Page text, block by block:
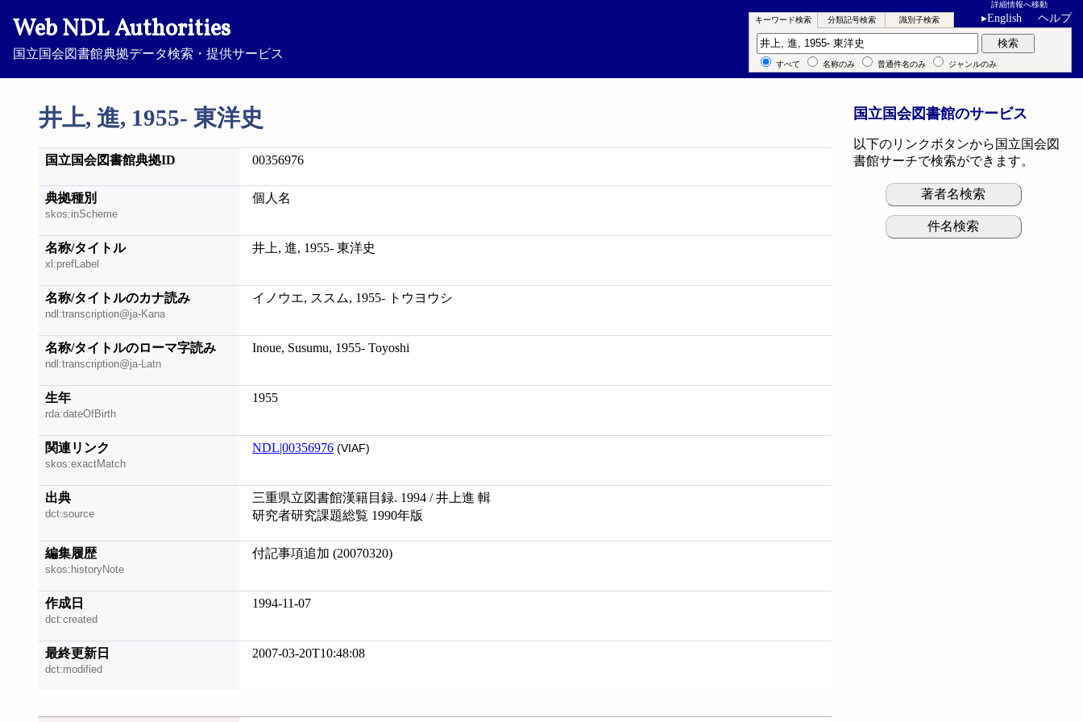
Web NDL Authorities
国立国会図書館典拠データ検索・提供サービス
詳細情報へ移動
▸English ヘルプ
井上, 進, 1955- 東洋史
キーワード検索 分類記号検索 識別子検索
キーワード検索 検索
すべて 名称のみ 普通件名のみ ジャンルのみ
国立国会図書館典拠ID 00356976
典拠種別
skos:inScheme
個人名
名称/タイトル
xl:prefLabel
井上, 進, 1955- 東洋史
名称/タイトルのカナ読み
ndl:transcription@ja-Kana
イノウエ, ススム, 1955- トウヨウシ
名称/タイトルのローマ字読み
ndl:transcription@ja-Latn
Inoue, Susumu, 1955- Toyoshi
生年
rda:dateOfBirth
1955
関連リンク
skos:exactMatch
NDL|00356976 (VIAF)
出典
dct:source
三重県立図書館漢籍目録. 1994 / 井上進 輯
研究者研究課題総覧 1990年版
編集履歴
skos:historyNote
付記事項追加 (20070320)
作成日
dct:created
1994-11-07
最終更新日
dct:modified
2007-03-20T10:48:08
国立国会図書館のサービス
以下のリンクボタンから国立国会図
書館サーチで検索ができます。
著者名検索
件名検索